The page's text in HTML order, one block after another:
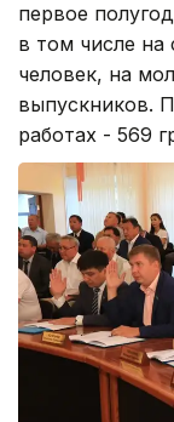
первое
в том числе на
человек, на
выпускников.
работах - 569